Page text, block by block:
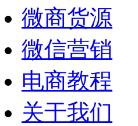
微商货源
微信营销
电商教程
关于我们